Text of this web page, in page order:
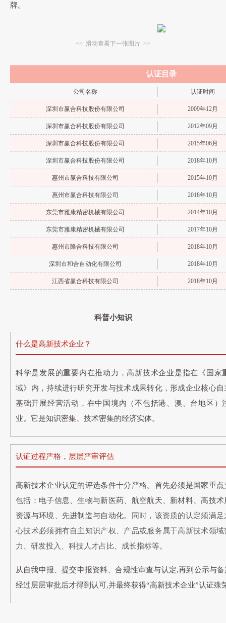
牌。
<< 滑动查看下一张图片 >>
认证目录
公司名称 认证时间
深圳市赢合科技股份有限公司 2009年12月
深圳市赢合科技股份有限公司 2012年09月
深圳市赢合科技股份有限公司 2015年06月
深圳市赢合科技股份有限公司 2018年10月
惠州市赢合科技有限公司 2015年10月
惠州市赢合科技有限公司 2018年10月
东莞市雅康精密机械有限公司 2014年10月
东莞市雅康精密机械有限公司 2017年10月
惠州市隆合科技有限公司 2018年10月
深圳市和合自动化有限公司 2018年10月
江西省赢合科技有限公司 2018年10月
科普小知识
什么是高新技术企业？
科学是发展的重要内在推动力，高新技术企业是指在《国家
域》内，持续进行研究开发与技术成果转化，形成企业核心
基础开展经营活动，在中国境内（不包括港、澳、台地区）
业。它是知识密集、技术密集的经济实体。
认证过程严格，层层严审评估
高新技术企业认定的评选条件十分严格。首先必须是国家重
包括：电子信息、生物与新医药、航空航天、新材料、高技
资源与环境、先进制造与自动化。
同时，该资质的认定须满
心技术必须拥有自主知识产权、产品或服务属于高新技术领
力、研发投入、科技人才占比、成长指标等。
从自我申报、提交申报资料、合规性审查与认定,再到公示与
经过层层审批后才得到认可,并最终获得“高新技术企业”认证殊